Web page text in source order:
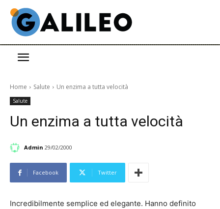
Home Salute Un enzima a tutta velocità
Salute
Un enzima a tutta velocità
Admin 29/02/2000
Facebook Twitter
Incredibilmente semplice ed elegante. Hanno definito